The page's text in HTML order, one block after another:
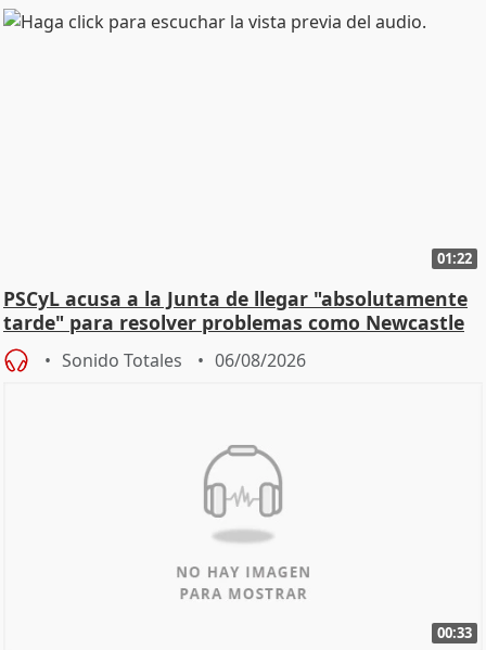
01:22
PSCyL acusa a la Junta de llegar "absolutamente
tarde" para resolver problemas como Newcastle
Sonido Totales 06/08/2026
00:33